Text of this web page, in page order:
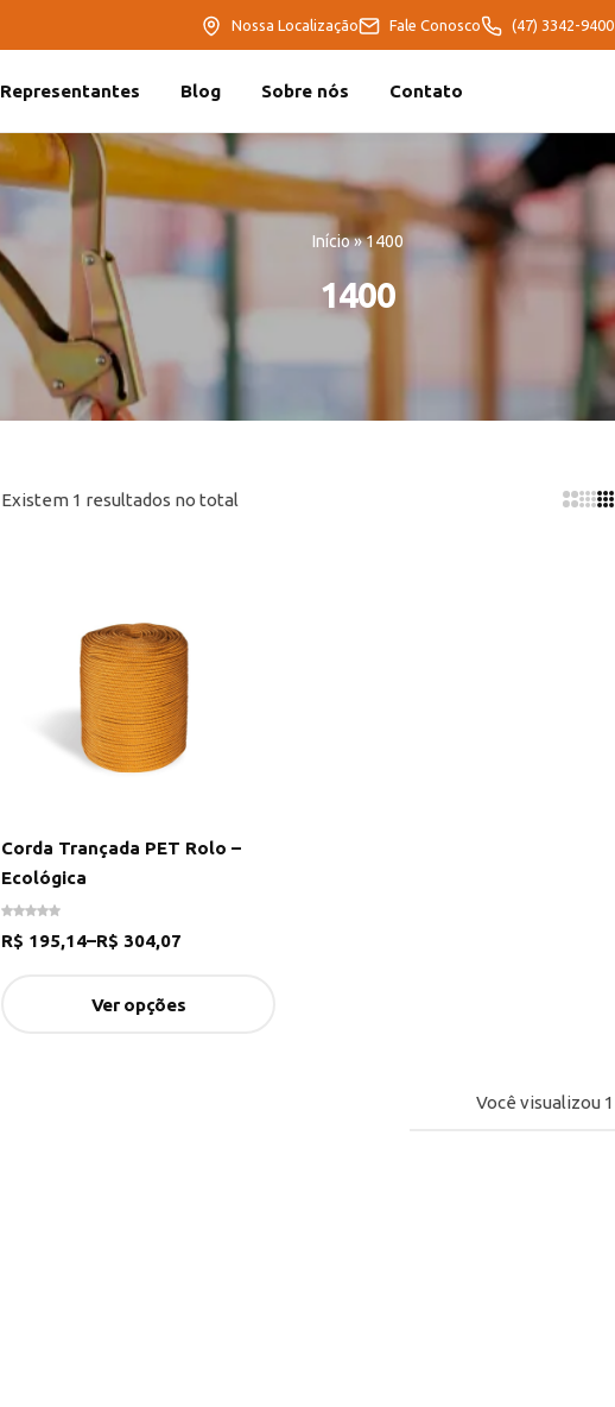
Nossa Localização Fale Conosco (47) 3342-9400
Representantes Blog Sobre nós Contato
Início»1400
1400
Existem 1 resultados no total
Corda Trançada PET Rolo –
Ecológica
R$ 195,14–R$ 304,07
Ver opções
Você visualizou 1